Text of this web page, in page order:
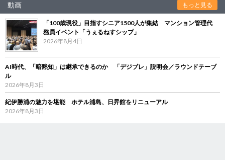
動画 もっと見る
「100歳現役」目指すシニア1500人が集結 マンション管理代
務員イベント「うぇるねすシップ」
2026年8月4日
AI時代、「暗黙知」は継承できるのか 「デジブレ」説明会／ラウンドテーブ
ル
2026年8月3日
紀伊勝浦の魅力を堪能 ホテル浦島、日昇館をリニューアル
2026年8月3日